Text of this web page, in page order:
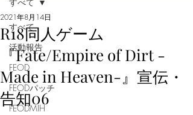
すべて
活動報告
FEOD
FEODパッチ
FEODMIH
R18同人ゲーム
『Fate/Empire of Dirt -
Made in Heaven-』宣伝・
告知06
2021年8月14日